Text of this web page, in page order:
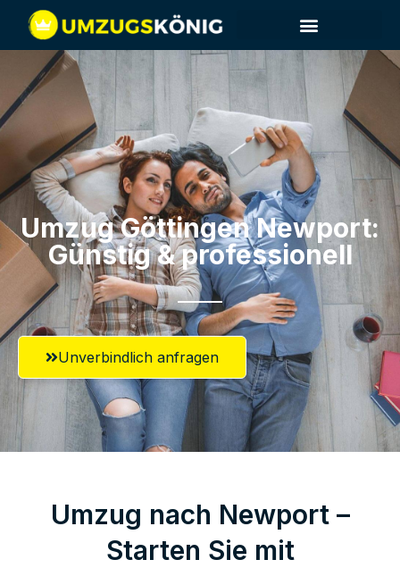
Umzug Göttingen​ Newport:
Günstig & professionell​
Unverbindlich anfragen
Umzug nach Newport –
Starten Sie mit